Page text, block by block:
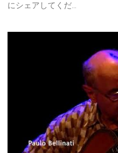
にシェアしてくだ...